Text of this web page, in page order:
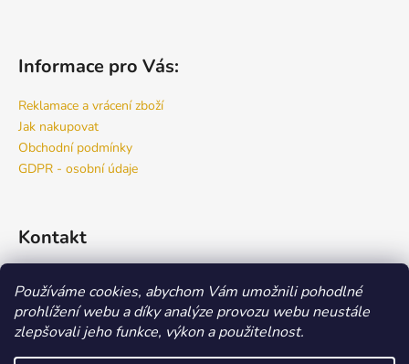
Používáme cookies, abychom Vám umožnili pohodlné
prohlížení webu a díky analýze provozu webu neustále
zlepšovali jeho funkce, výkon a použitelnost.
Informace pro Vás:
Reklamace a vrácení zboží
Jak nakupovat
Obchodní podmínky
GDPR - osobní údaje
Kontakt
777 444 460
777 444 470
Náš FACEBOOK